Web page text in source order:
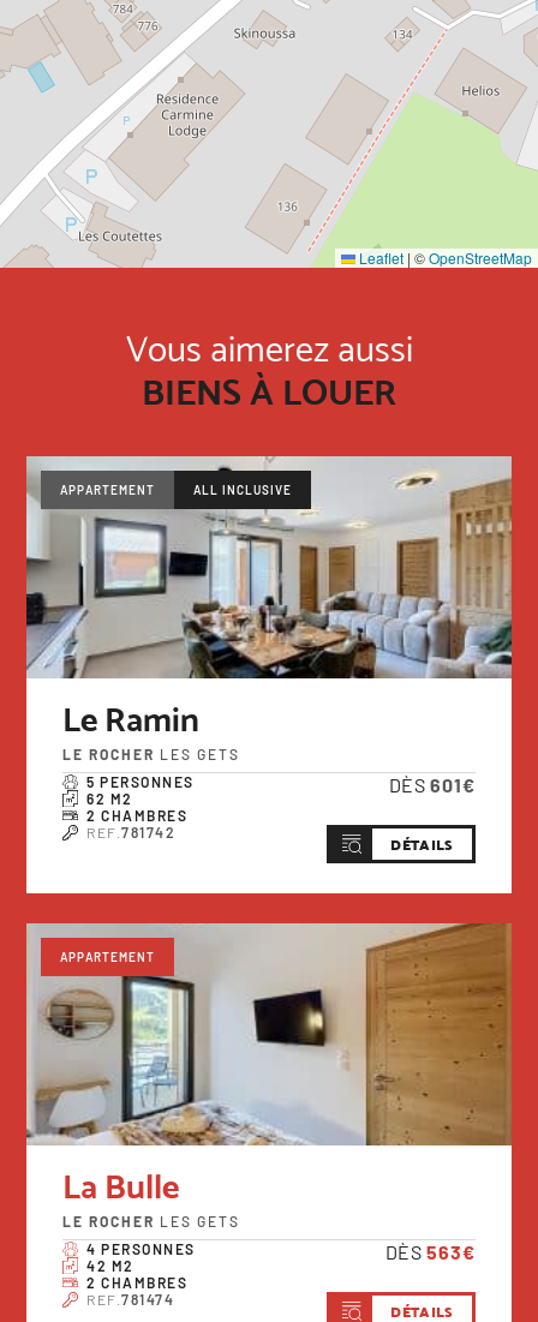
Leaflet | ©OpenStreetMap
Vous aimerez aussi
BIENS À LOUER
APPARTEMENT ALL INCLUSIVE
Le Ramin
LE ROCHER LES GETS
5 PERSONNES
62 M2
2 CHAMBRES
REF.781742
DÈS 601€
DÉTAILS
APPARTEMENT
La Bulle
LE ROCHER LES GETS
4 PERSONNES
42 M2
2 CHAMBRES
REF.781474
DÈS 563€
DÉTAILS